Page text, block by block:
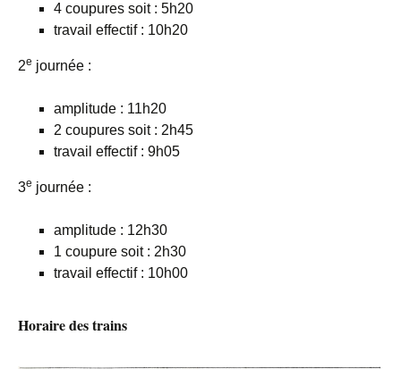
4 coupures soit : 5h20
travail effectif : 10h20
2e journée :
amplitude : 11h20
2 coupures soit : 2h45
travail effectif : 9h05
3e journée :
amplitude : 12h30
1 coupure soit : 2h30
travail effectif : 10h00
Horaire des trains